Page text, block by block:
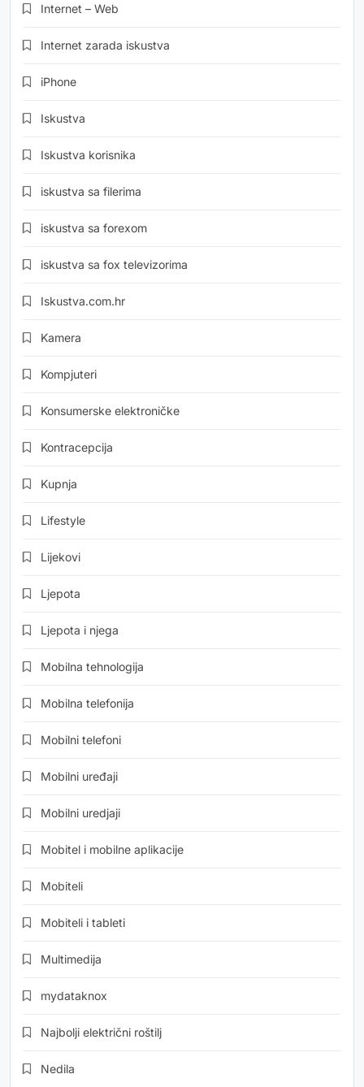
Internet – Web
Internet zarada iskustva
iPhone
Iskustva
Iskustva korisnika
iskustva sa filerima
iskustva sa forexom
iskustva sa fox televizorima
Iskustva.com.hr
Kamera
Kompjuteri
Konsumerske elektroničke
Kontracepcija
Kupnja
Lifestyle
Lijekovi
Ljepota
Ljepota i njega
Mobilna tehnologija
Mobilna telefonija
Mobilni telefoni
Mobilni uređaji
Mobilni uredjaji
Mobitel i mobilne aplikacije
Mobiteli
Mobiteli i tableti
Multimedija
mydataknox
Najbolji električni roštilj
Nedila